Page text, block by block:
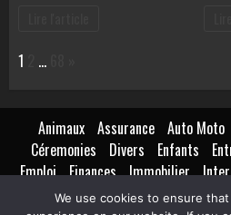
Page:
1 …
Animaux Assurance Auto Moto
Céremonies
Divers Enfants
Emploi Finances Immobilier
Loisirs Maison Extérieur
We use cookies to ensure